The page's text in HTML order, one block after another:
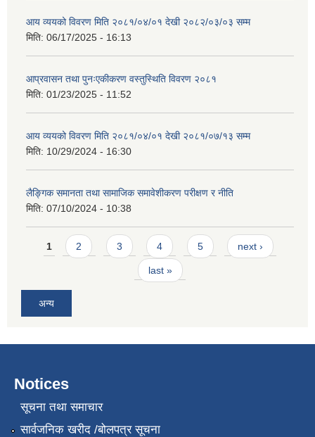
आय व्ययको विवरण मिति २०८१/०४/०१ देखी २०८२/०३/०३ सम्म
मिति: 06/17/2025 - 16:13
आप्रवासन तथा पुनःएकीकरण वस्तुस्थिति विवरण २०८१
मिति: 01/23/2025 - 11:52
आय व्ययको विवरण मिति २०८१/०४/०१ देखी २०८१/०७/१३ सम्म
मिति: 10/29/2024 - 16:30
लैङ्गिक समानता तथा सामाजिक समावेशीकरण परीक्षण र नीति
मिति: 07/10/2024 - 10:38
Pages
1 2 3 4 5 next ›
last »
अन्य
Notices
सूचना तथा समाचार
सार्वजनिक खरीद /बोलपत्र सूचना